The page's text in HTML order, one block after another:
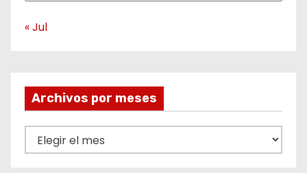
« Jul
Archivos por meses
r